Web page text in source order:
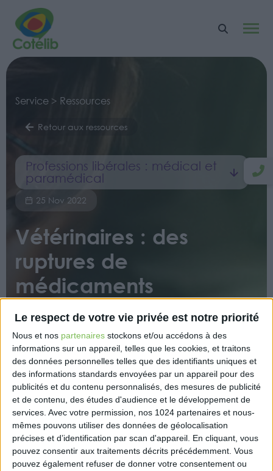
Le respect de votre vie privée est notre priorité
Nous et nos partenaires stockons et/ou accédons à des
informations sur un appareil, telles que les cookies, et traitons
des données personnelles telles que des identifiants uniques et
des informations standards envoyées par un appareil pour des
publicités et du contenu personnalisés, des mesures de publicité
et de contenu, des études d'audience et le développement de
services. Avec votre permission, nos 1024 partenaires et nous-
mêmes pouvons utiliser des données de géolocalisation
précises et d’identification par scan d'appareil. En cliquant, vous
pouvez consentir aux traitements décrits précédemment. Vous
pouvez également refuser de donner votre consentement ou
Service > Ressources
Retour aux ressources
Professions libérales : médical et
paramédical
25 Nov 2022
Vétérinaires : des
ruptures de
médicaments
Le dernier rapport sur la surveillance des
médicaments vétérinaires en post-AMM de
l’Agence nationale du médicament vétérinaire
(ANMV) vient d’être publié. Il annonce pas moins de
83 déclarations de ruptures de médicaments
vétérinaires en 2021.